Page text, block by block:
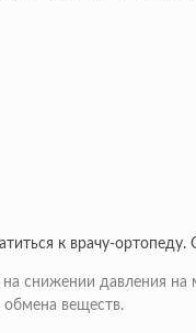
к врачу-
снижении давления
веществ.